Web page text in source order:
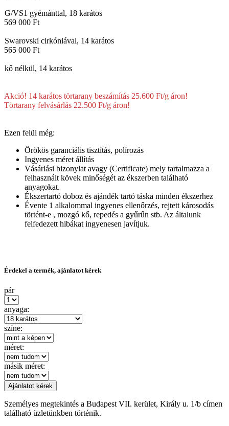
G/VS1 gyémánttal, 18 karátos
569 000 Ft
Swarovski cirkóniával, 14 karátos
565 000 Ft
kő nélkül, 14 karátos
Akció! 14 karátos törtarany beszámítás 25.600 Ft/g áron!
Törtarany felvásárlás 22.500 Ft/g áron!
Ezen felül még:
Örökös garanciális tisztítás, polírozás
Ingyenes méret állítás
Vásárlási bizonylat avagy (Certificate) mely tartalmazza a
felhasznált kövek minőségét az ékszerben található
anyagokat.
Ékszertartó doboz és ajándék tartó táska minden ékszerhez
Évente 1 alkalommal ingyenes ellenőrzés, rejtett károsodás
történt-e , mozgó kő, repedés a gyűrűn stb. Az általunk
felfedezett hibákat ingyenesen javítjuk.
Érdekel a termék, ajánlatot kérek
pár
anyaga:
színe:
méret:
másik méret:
Személyes megtekintés a Budapest VII. kerület, Király u. 1/b címen
található üzletünkben történik.